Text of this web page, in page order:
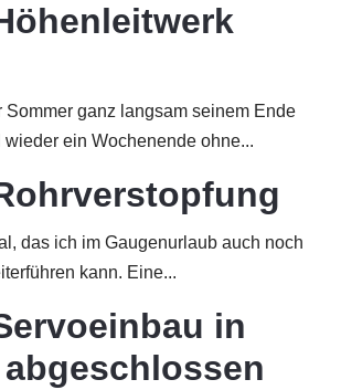
Sommer ganz langsam seinem Ende
wieder ein Wochenende ohne...
das ich im Gaugenurlaub auch noch
kann. Eine...
in